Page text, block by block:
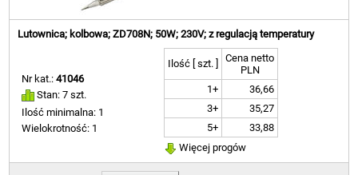
Lutownica; kolbowa; ZD708N; 50W; 230V; z regulacją temperatury
Nr kat.:41046
Stan: 7 szt.
Ilość minimalna: 1
Wielokrotność: 1
Ilość [ szt. ]
Cena netto
PLN
1+
36,66
3+
35,27
5+
33,88
Więcej progów